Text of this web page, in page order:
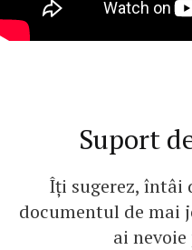
Suport
Îți sugerez, întâi
documentul de mai
ai